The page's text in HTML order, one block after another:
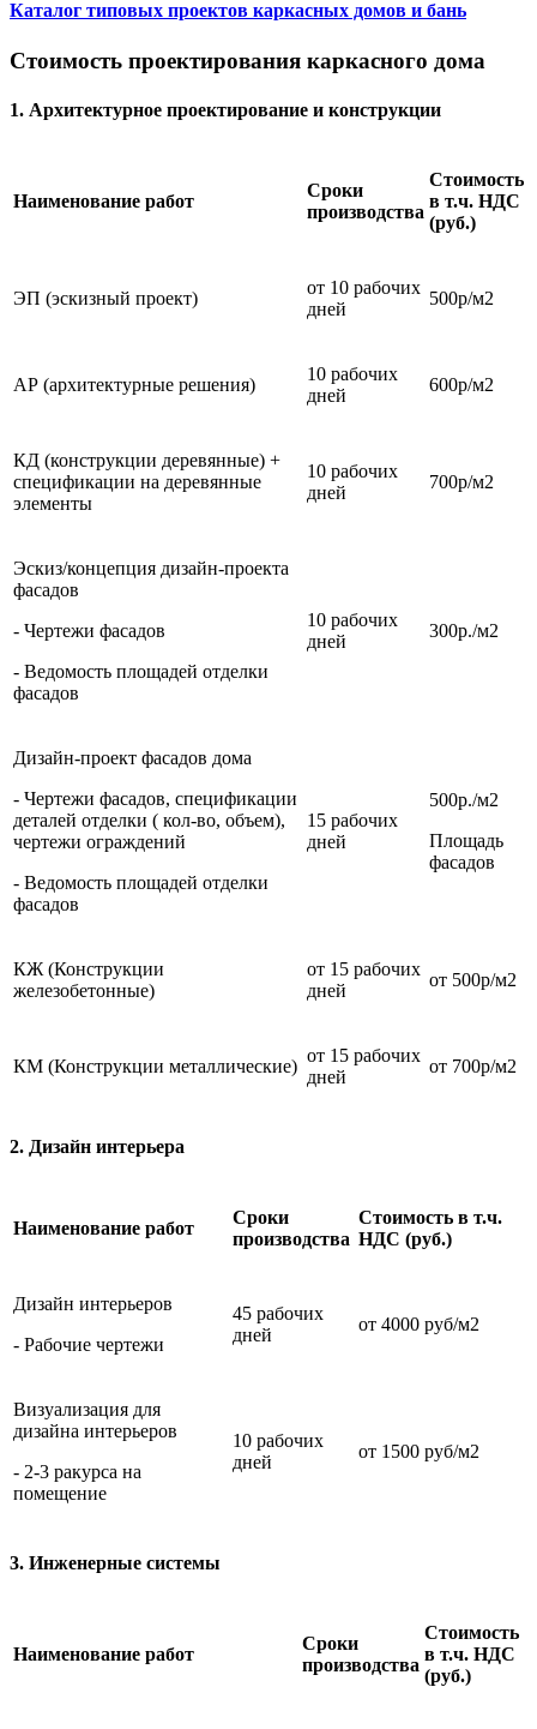
Каталог типовых проектов каркасных домов и бань
Стоимость проектирования каркасного дома
1. Архитектурное проектирование и конструкции
Наименование работ
Cроки
производства
Стоимость
в т.ч. НДС
(руб.)
ЭП (эскизный проект)
от 10 рабочих
дней
500р/м2
АР (архитектурные решения)
10 рабочих
дней
600р/м2
КД (конструкции деревянные) +
спецификации на деревянные
элементы
10 рабочих
дней
700р/м2
Эскиз/концепция дизайн-проекта
фасадов
- Чертежи фасадов
- Ведомость площадей отделки
фасадов
10 рабочих
дней
300р./м2
Дизайн-проект фасадов дома
- Чертежи фасадов, спецификации
деталей отделки ( кол-во, объем),
чертежи ограждений
- Ведомость площадей отделки
фасадов
15 рабочих
дней
500р./м2
Площадь
фасадов
КЖ (Конструкции
железобетонные)
от 15 рабочих
дней
от 500р/м2
КМ (Конструкции металлические)
от 15 рабочих
дней
от 700р/м2
2. Дизайн интерьера
Наименование работ
Cроки
производства
Стоимость в т.ч.
НДС (руб.)
Дизайн интерьеров
- Рабочие чертежи
45 рабочих
дней
от 4000 руб/м2
Визуализация для
дизайна интерьеров
- 2-3 ракурса на
помещение
10 рабочих
дней
от 1500 руб/м2
3. Инженерные системы
Наименование работ
Cроки
производства
Стоимость
в т.ч. НДС
(руб.)